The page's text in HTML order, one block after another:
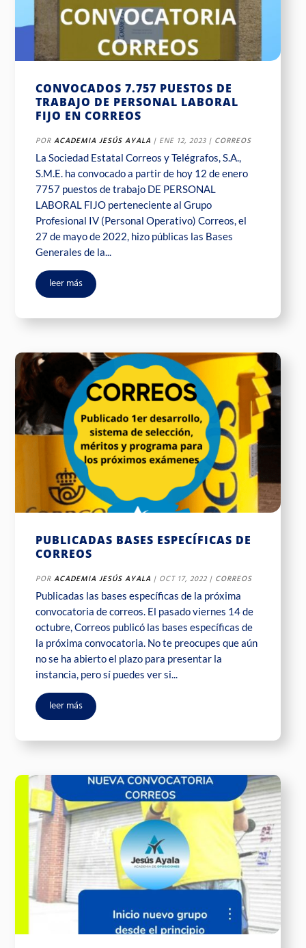
CONVOCADOS 7.757 PUESTOS DE
TRABAJO DE PERSONAL LABORAL
FIJO EN CORREOS
PORACADEMIA JESÚS AYALA | ENE 12, 2023 | CORREOS
La Sociedad Estatal Correos y Telégrafos, S.A.,
S.M.E. ha convocado a partir de hoy 12 de enero
7757 puestos de trabajo DE PERSONAL
LABORAL FIJO perteneciente al Grupo
Profesional IV (Personal Operativo) Correos, el
27 de mayo de 2022, hizo públicas las Bases
Generales de la...
leer más
PUBLICADAS BASES ESPECÍFICAS DE
CORREOS
PORACADEMIA JESÚS AYALA | OCT 17, 2022 | CORREOS
Publicadas las bases específicas de la próxima
convocatoria de correos. El pasado viernes 14 de
octubre, Correos publicó las bases específicas de
la próxima convocatoria. No te preocupes que aún
no se ha abierto el plazo para presentar la
instancia, pero sí puedes ver si...
leer más